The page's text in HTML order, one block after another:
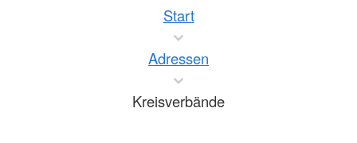
Start
Adressen
Kreisverbände